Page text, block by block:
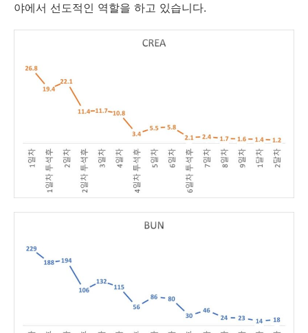
야에서 선도적인 역할을 하고 있습니다.